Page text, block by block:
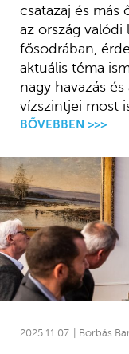
csatazaj és
az ország valódi
fősodrában,
aktuális téma
nagy havazás
vízszintjei most
BŐVEBBEN >>>
2025.11.07. | Borbás